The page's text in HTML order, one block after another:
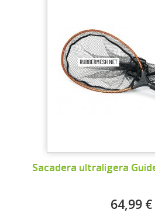
Sacadera ultraligera
64,99 €